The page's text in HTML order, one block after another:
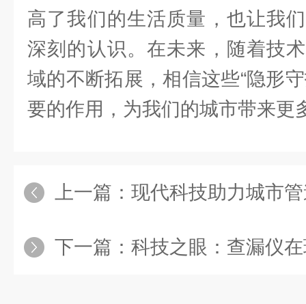
高了我们的生活质量，也让我
深刻的认识。在未来，随着技
域的不断拓展，相信这些“隐形
要的作用，为我们的城市带来更
上一篇： 现代科技助力城市管道维护：深
下一篇： 科技之眼：查漏仪